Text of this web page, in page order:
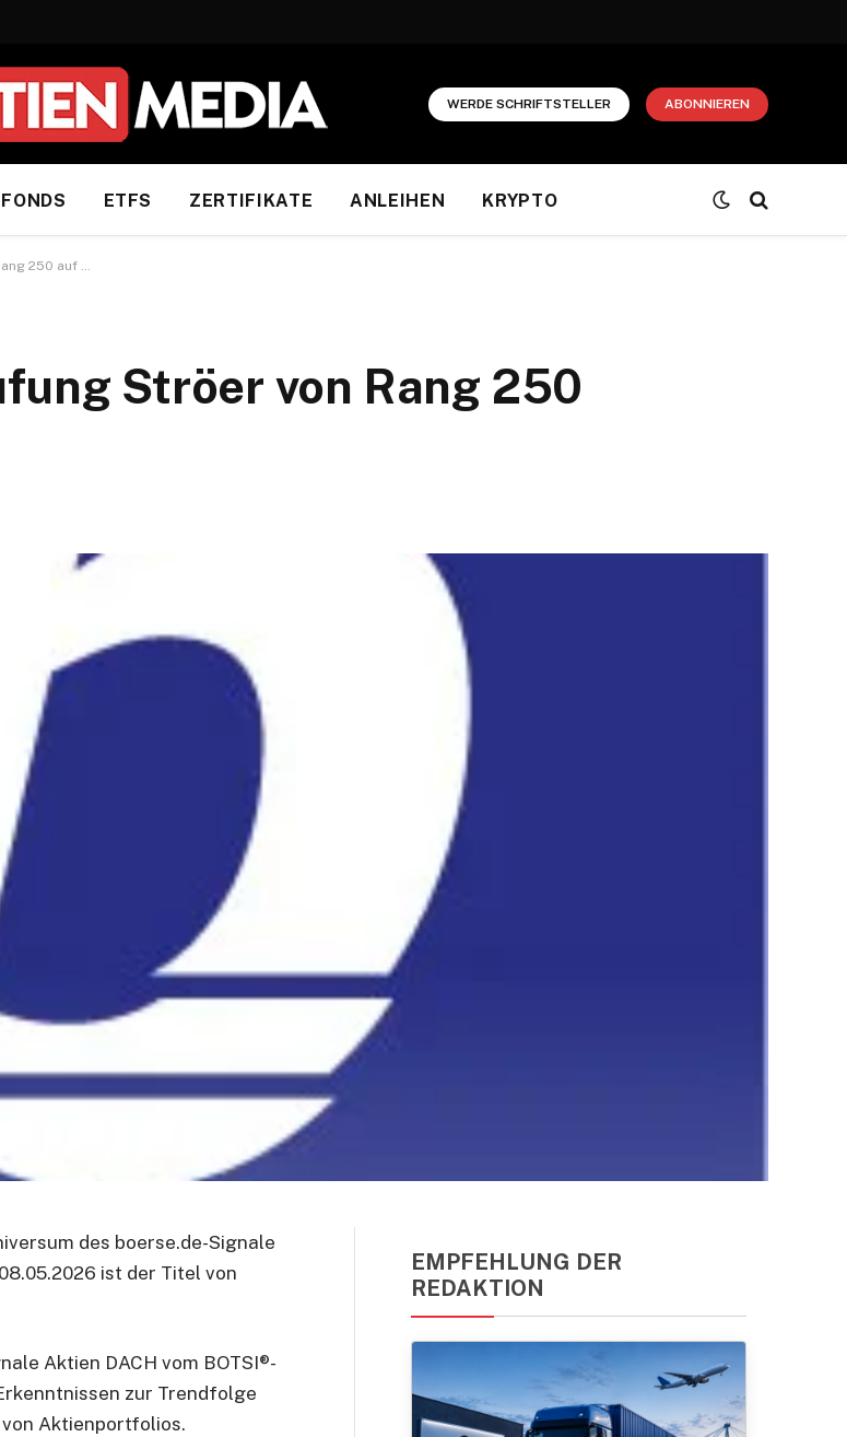
WERDE SCHRIFTSTELLER ABONNIEREN
FONDS ETFS ZERTIFIKATE ANLEIHEN KRYPTO
250 auf …
Ströer von Rang 250
des boerse.de-Signale
ist der Titel von
Aktien DACH vom BOTSI®-
zur Trendfolge
Aktienportfolios.
EMPFEHLUNG DER
REDAKTION